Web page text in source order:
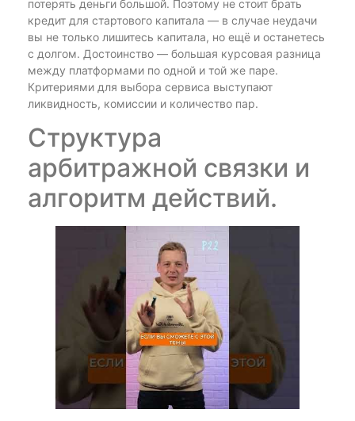
потерять деньги большой. Поэтому не стоит брать
кредит для стартового капитала — в случае неудачи
вы не только лишитесь капитала, но ещё и останетесь
с долгом. Достоинство — большая курсовая разница
между платформами по одной и той же паре.
Критериями для выбора сервиса выступают
ликвидность, комиссии и количество пар.
Структура
арбитражной связки и
алгоритм действий.